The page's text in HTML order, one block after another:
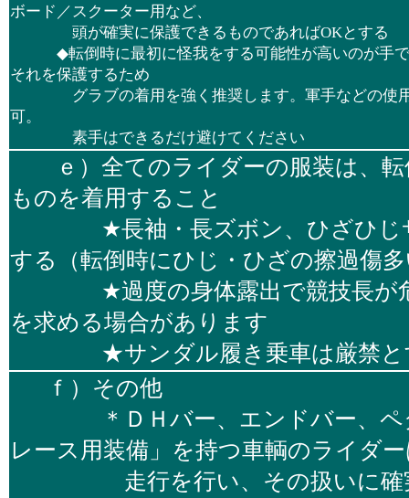
ボード／スクーター用など、
頭が確実に保護できるものであればOKとする
◆転倒時に最初に怪我をする可能性が高いのが手
それを保護するため
グラブの着用を強く推奨します。軍手などの使
可。
素手はできるだけ避けてください
ｅ）全てのライダーの服装は、転
ものを着用すること
★長袖・長ズボン、ひざひじサ
する（転倒時にひじ・ひざの擦過傷
★過度の身体露出で競技長が危
を求める場合があります
★サンダル履き乗車は厳禁と
ｆ）その他
＊ＤＨバー、エンドバー、ペダ
レース用装備」を持つ車輌のライダ
走行を行い、その扱いに確実